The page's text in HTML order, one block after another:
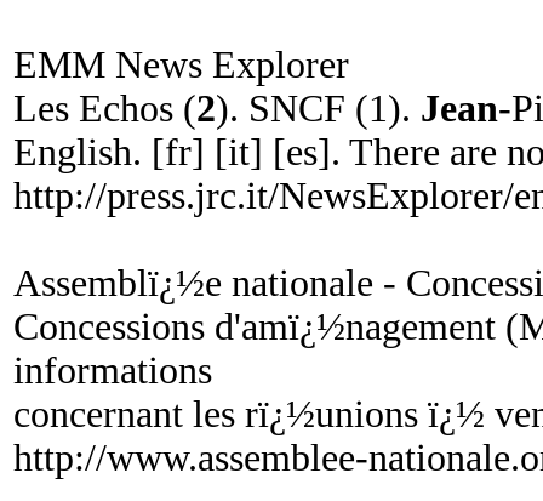
EMM News Explorer
Les Echos (2). SNCF (1). Jean-
English. [fr] [it] [es]. There are
http://press.jrc.it/NewsExplorer/
Assemblï¿½e nationale -
Concessions d'amï¿½nagement
informations
concernant les rï¿½unions ï¿½
http://www.assemblee-